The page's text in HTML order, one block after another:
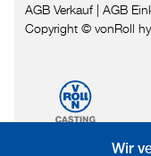
AGB Verkauf | AGB
Copyright © vonRoll
Wir